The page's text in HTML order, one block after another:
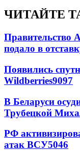
ЧИТАЙТЕ
Правительство
подало в
Появились
Wildberries9097
В Беларуси
Трубецкой
РФ
атак ВСУ5046